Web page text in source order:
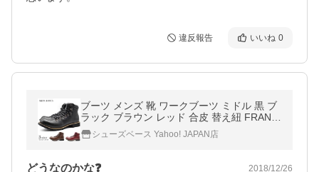
違反報告 いいね 0
ブーツ メンズ 靴 ワークブーツ ミドル 黒 ブ
ラック ブラウン レッド 合皮 替え紐 FRANC
O GIOVANNI FG315
シューズベース Yahoo! JAPAN店
どうなのかな❓ 2018/12/26